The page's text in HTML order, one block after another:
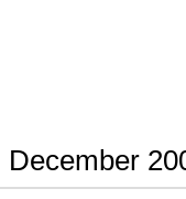
December